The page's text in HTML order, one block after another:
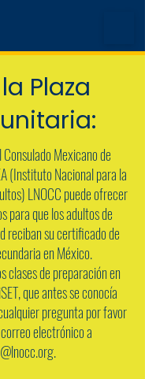
Plaza
Mexicano de
(Instituto Nacional para la
LNOCC puede ofrecer
para que los adultos de
reciban su certificado de
en México.
clases de preparación en
que antes se conocía
pregunta por favor
electrónico a